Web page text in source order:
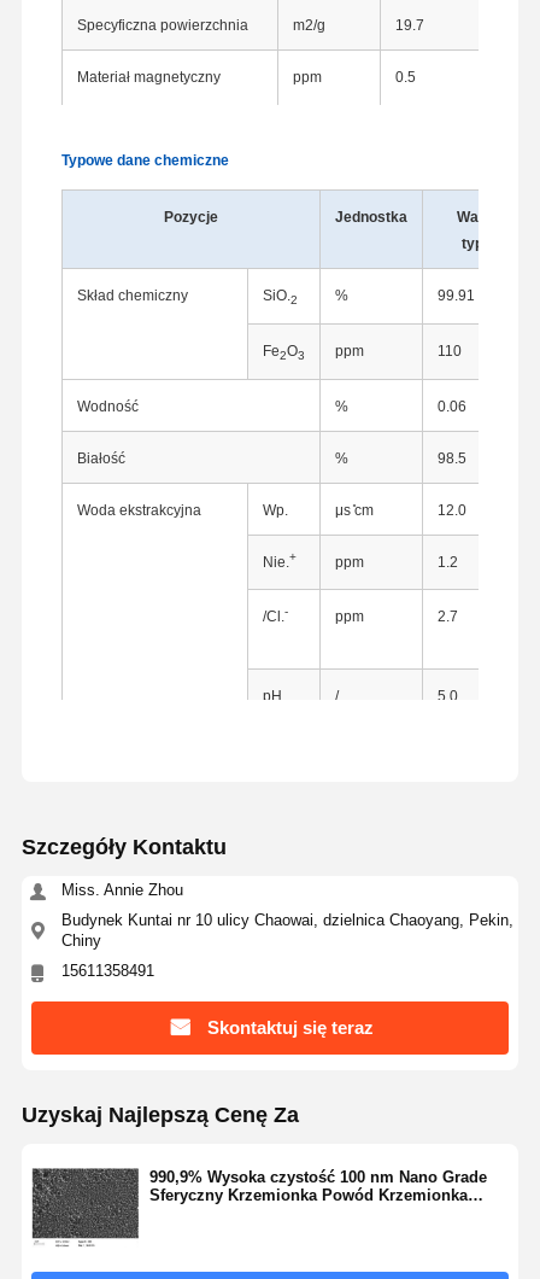
Produkty O Nas
Wycieczka
Jakości
Się Z Nami
Monodyspersyjne mikrosfery krzemionkowe
Puste mikrosfery krzemionkowe
Kosmetyki z mikrosferami krzemionkowymi
Proszek topionej krzemionki
Proszek nanokrzemionkowy
Specyficzna powierzchnia m2/g 19.7
Materiał magnetyczny ppm 0.5
Typowe dane chemiczne
Pozycje Jednostka
Wartość
typowa
Skład chemiczny SiO. 2 % 99.91
Fe2O3 ppm 110
Wodność % 0.06
Białość % 98.5
Woda ekstrakcyjna Wp. μs ̊cm 12.0
Nie. + ppm 1.2
/Cl. - ppm 2.7
pH / 5.0
Szczegóły Kontaktu
Miss. Annie Zhou
Budynek Kuntai nr 10 ulicy Chaowai, dzielnica Chaoyang, Pekin,
Chiny
15611358491
Skontaktuj się teraz
Uzyskaj Najlepszą Cenę Za
990,9% Wysoka czystość 100 nm Nano Grade
Sferyczny Krzemionka Powód Krzemionka